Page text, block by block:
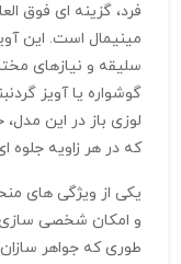
فرد، گزینه‌ ای فوق‌
مینیمال است. این
سلیقه و نیازهای
گوشواره یا آویز
لوزی باز در این
که در هر زاویه جلوه‌
یکی از ویژگی‌ های
و امکان شخصی‌ سازی
طوری که جواهر سازان